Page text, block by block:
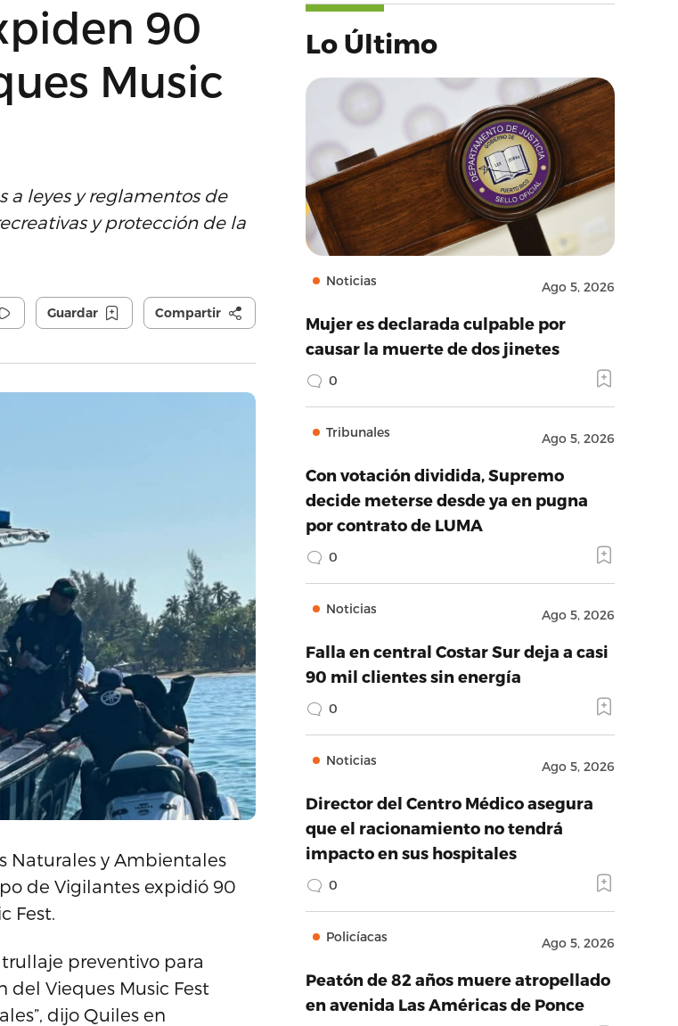
90
Music
a leyes y reglamentos de
y protección de la
Guardar Compartir
Naturales y Ambientales
de Vigilantes expidió 90
Fest.
preventivo para
Vieques Music Fest
dijo Quiles en
Lo Último
Noticias Ago 5, 2026
Mujer es declarada culpable por
causar la muerte de dos jinetes
0
Tribunales Ago 5, 2026
Con votación dividida, Supremo
decide meterse desde ya en pugna
por contrato de LUMA
0
Noticias Ago 5, 2026
Falla en central Costar Sur deja a casi
90 mil clientes sin energía
0
Noticias Ago 5, 2026
Director del Centro Médico asegura
que el racionamiento no tendrá
impacto en sus hospitales
0
Policíacas Ago 5, 2026
Peatón de 82 años muere atropellado
en avenida Las Américas de Ponce